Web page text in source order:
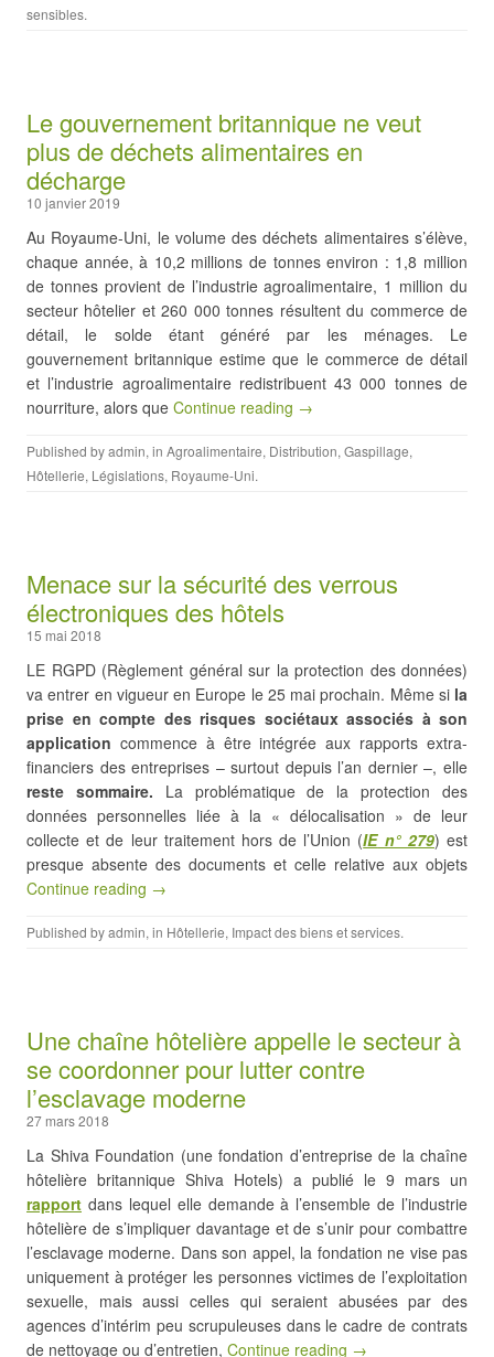
sensibles.
Le gouvernement britannique ne veut
plus de déchets alimentaires en
décharge
10 janvier 2019
Au Royaume-Uni, le volume des déchets alimentaires s’élève,
chaque année, à 10,2 millions de tonnes environ : 1,8 million
de tonnes provient de l’industrie agroalimentaire, 1 million du
secteur hôtelier et 260 000 tonnes résultent du commerce de
détail, le solde étant généré par les ménages. Le
gouvernement britannique estime que le commerce de détail
et l’industrie agroalimentaire redistribuent 43 000 tonnes de
nourriture, alors que Continue reading →
Published byadmin, in Agroalimentaire, Distribution, Gaspillage,
Hôtellerie, Législations, Royaume-Uni.
Menace sur la sécurité des verrous
électroniques des hôtels
15 mai 2018
LE RGPD (Règlement général sur la protection des données)
va entrer en vigueur en Europe le 25 mai prochain. Même si la
prise en compte des risques sociétaux associés à son
application commence à être intégrée aux rapports extra-
financiers des entreprises – surtout depuis l’an dernier –, elle
reste sommaire. La problématique de la protection des
données personnelles liée à la « délocalisation » de leur
collecte et de leur traitement hors de l’Union (IEn° 279) est
presque absente des documents et celle relative aux objets
Continue reading →
Published byadmin, in Hôtellerie, Impact des biens et services.
Une chaîne hôtelière appelle le secteur à
se coordonner pour lutter contre
l’esclavage moderne
27 mars 2018
La Shiva Foundation (une fondation d’entreprise de la chaîne
hôtelière britannique Shiva Hotels) a publié le 9 mars un
rapport dans lequel elle demande à l’ensemble de l’industrie
hôtelière de s’impliquer davantage et de s’unir pour combattre
l’esclavage moderne. Dans son appel, la fondation ne vise pas
uniquement à protéger les personnes victimes de l’exploitation
sexuelle, mais aussi celles qui seraient abusées par des
agences d’intérim peu scrupuleuses dans le cadre de contrats
de nettoyage ou d’entretien, Continue reading →